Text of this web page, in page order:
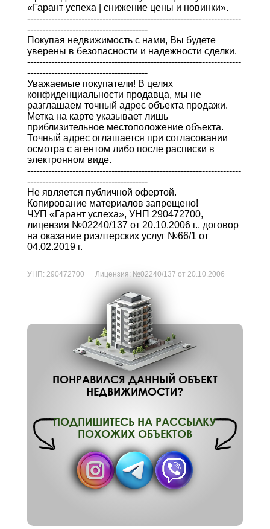
«Гарант успеха | снижение цены и новинки».
-----------------------------------------------------------------------
----------------------------------------
Покупая недвижимость с нами, Вы будете
уверены в безопасности и надежности сделки.
-----------------------------------------------------------------------
----------------------------------------
Уважаемые покупатели! В целях
конфиденциальности продавца, мы не
разглашаем точный адрес объекта продажи.
Метка на карте указывает лишь
приблизительное местоположение объекта.
Точный адрес оглашается при согласовании
осмотра с агентом либо после расписки в
электронном виде.
-----------------------------------------------------------------------
----------------------------------------
Не является публичной офертой.
Копирование материалов запрещено!
ЧУП «Гарант успеха», УНП 290472700,
лицензия №02240/137 от 20.10.2006 г., договор
на оказание риэлтерских услуг №66/1 от
04.02.2019 г.
УНП: 290472700 Лицензия: №02240/137 от 20.10.2006
ПОНРАВИЛСЯ ДАННЫЙ ОБЪЕКТ
НЕДВИЖИМОСТИ?
ПОДПИШИТЕСЬ НА РАССЫЛКУ
ПОХОЖИХ ОБЪЕКТОВ